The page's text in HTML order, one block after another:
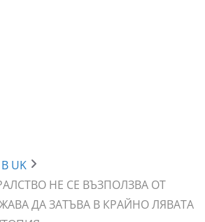
UK
НЕ СЕ ВЪЗПОЛЗВА ОТ
ДА ЗАТЪВА В КРАЙНО ЛЯВАТА